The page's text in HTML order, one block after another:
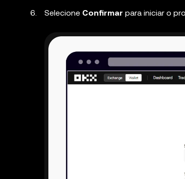
Selecione Confirmar para iniciar o